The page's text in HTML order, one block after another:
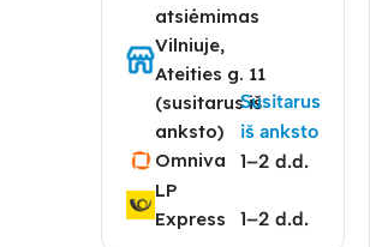
atsiėmimas
Vilniuje,
Ateities g. 11
(susitarus iš
anksto)
Susitarus
iš anksto
Omniva
1–2 d.d.
LP
Express
1–2 d.d.